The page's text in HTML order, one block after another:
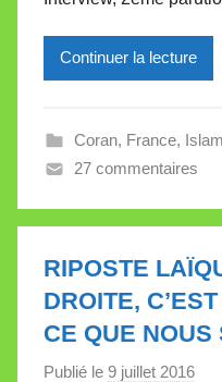
e
a
e
t
e
Continuer la lecture
Coran, France,
27 commentaires
RIPOSTE
DROITE,
CE QUE NOUS
Publié le 9 juillet 2016